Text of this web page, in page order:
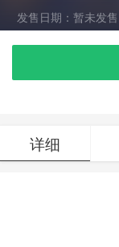
发售日期：暂未发售
详细